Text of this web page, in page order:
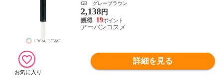
GB グレーブラウン
2,138円
19
アーバンコスメ
詳細を見る